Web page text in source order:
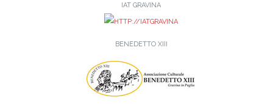
IAT GRAVINA
BENEDETTO XIII